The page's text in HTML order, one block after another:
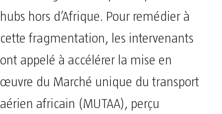
hubs hors d’Afrique. Pour remédier à
cette fragmentation, les intervenants
ont appelé à accélérer la mise en
œuvre du Marché unique du transport
aérien africain (MUTAA), perçu